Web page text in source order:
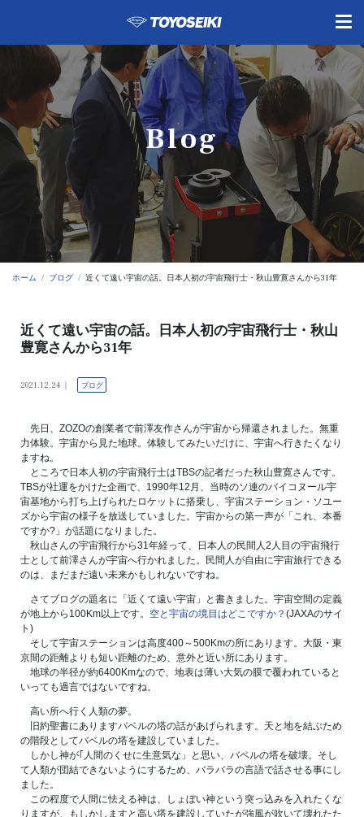
Blog
ホーム ブログ 近くて遠い宇宙の話。日本人初の宇宙飛行士・秋山豊寛さんから31年
近くて遠い宇宙の話。日本人初の宇宙飛行士・秋山
豊寛さんから31年
2021.12.24 ブログ
先日、ZOZOの創業者で前澤友作さんが宇宙から帰還されました。無重
力体験。宇宙から見た地球。体験してみたいだけに、宇宙へ行きたくなり
ますね。
ところで日本人初の宇宙飛行士はTBSの記者だった秋山豊寛さんです。
TBSが社運をかけた企画で、1990年12月、当時のソ連のバイコヌール宇
宙基地から打ち上げられたロケットに搭乗し、宇宙ステーション・ソユー
ズから宇宙の様子を放送していました。宇宙からの第一声が「これ、本番
ですか?」が話題になりました。
秋山さんの宇宙飛行から31年経って、日本人の民間人2人目の宇宙飛行
士として前澤さんが宇宙へ行かれました。民間人が自由に宇宙旅行できる
のは、まだまだ遠い未来かもしれないですね。
さてブログの題名に「近くて遠い宇宙」と書きました。宇宙空間の定義
が地上から100Km以上です。 空と宇宙の境目はどこですか？ (JAXAのサイ
ト)
そして宇宙ステーションは高度400～500Kmの所にあります。大阪・東
京間の距離よりも短い距離のため、意外と近い所にあります。
地球の半径が約6400Kmなので、地表は薄い大気の膜で覆われていると
いっても過言ではないですね。
高い所へ行く人類の夢。
旧約聖書にありますバベルの塔の話があげられます。天と地を結ぶため
の階段としてバベルの塔を建設していました。
しかし神が｢人間のくせに生意気な」と思い、バベルの塔を破壊。そし
て人類が団結できないようにするため、バラバラの言語で話させる事にし
ました。
この程度で人間に怯える神は、しょぼい神という突っ込みを入れたくな
りますが、もしかしますと高い塔を建設していたが強風が吹いて壊れたた